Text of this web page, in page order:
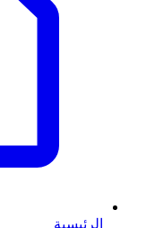
الرئيسية